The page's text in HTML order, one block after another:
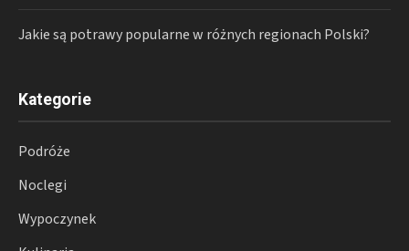
Jakie są potrawy popularne w różnych regionach Polski?
Kategorie
Podróże
Noclegi
Wypoczynek